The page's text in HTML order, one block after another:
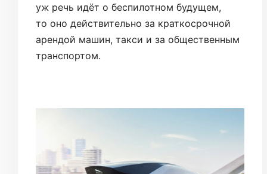
уж речь идёт о беспилотном будущем,
то оно действительно за краткосрочной
арендой машин, такси и за общественным
транспортом.